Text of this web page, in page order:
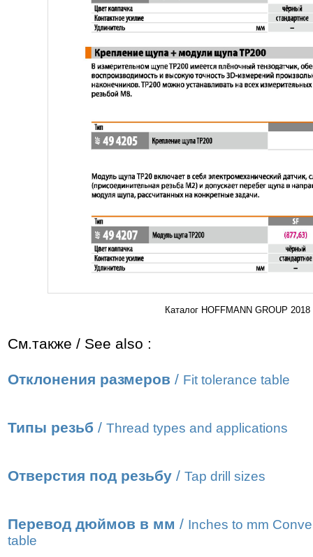
Каталог HOFFMANN GROUP
См.также / See also :
Отклонения размеров / Fit tolerance table
Типы резьб / Thread types and applications
Отверстия под резьбу / Tap drill sizes
Перевод дюймов в мм / Inches to mm
table